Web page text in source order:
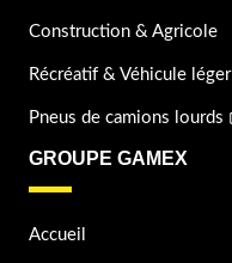
Construction & Agricole
Récréatif & Véhicule léger
Pneus de camions lourds
GROUPE GAMEX
Accueil